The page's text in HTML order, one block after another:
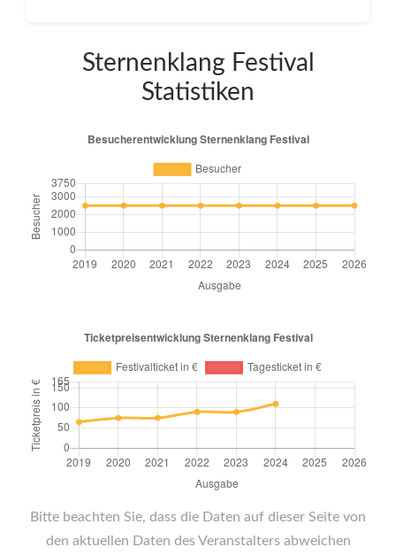
Sternenklang Festival
Statistiken
Bitte beachten Sie, dass die Daten auf dieser Seite von
den aktuellen Daten des Veranstalters abweichen